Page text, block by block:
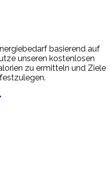
basierend auf
unseren kostenlosen
zu ermitteln und Ziele